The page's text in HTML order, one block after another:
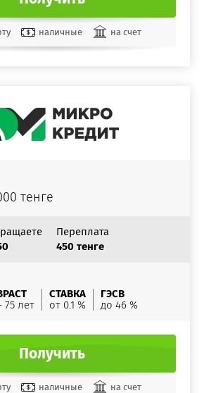
наличные на счет
тенге
Переплата
450 тенге
75 лет
СТАВКА
от 0.1 %
ГЭСВ
до 46 %
Получить
наличные на счет